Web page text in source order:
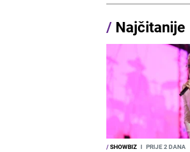
/ Najčitanije
/SHOWBIZ I PRIJE 2 DANA